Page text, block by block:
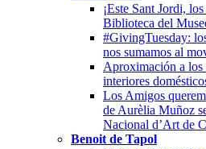
¡Este Sant Jordi,
Biblioteca del
#GivingTuesday:
nos sumamos al
Aproximación a los
interiores
Los Amigos
de Aurèlia Muñoz
Nacional d’Art de
Benoit de Tapol